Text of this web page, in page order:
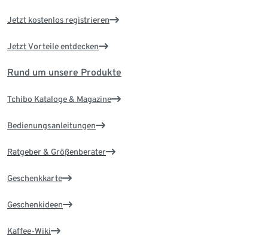
Jetzt kostenlos registrieren
Jetzt Vorteile entdecken
Rund um unsere Produkte
Tchibo Kataloge & Magazine
Bedienungsanleitungen
Ratgeber & Größenberater
Geschenkkarte
Geschenkideen
Kaffee-Wiki